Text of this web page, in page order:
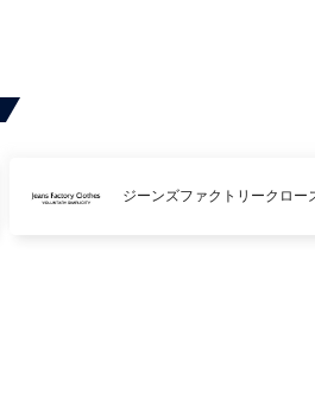
ジーンズファクトリークロー